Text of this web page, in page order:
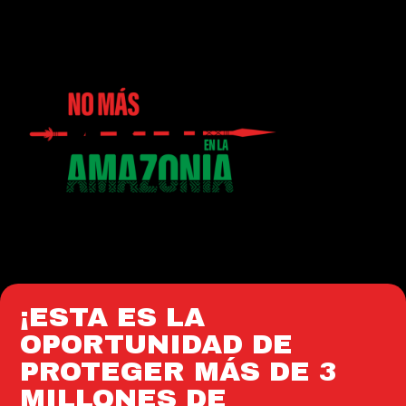
¡ESTA ES LA
OPORTUNIDAD DE
PROTEGER MÁS DE 3
MILLONES DE